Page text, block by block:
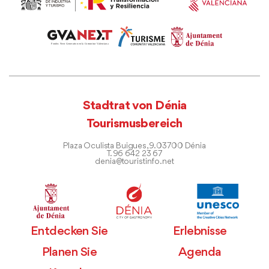
Stadtrat von Dénia
Tourismusbereich
Plaza Oculista Buigues, 9. 03700 Dénia
T. 96 642 23 67
denia@touristinfo.net
Entdecken Sie
Erlebnisse
Planen Sie
Agenda